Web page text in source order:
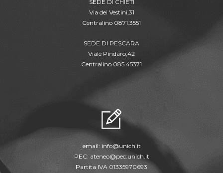
SEDE DI CHIETI
Via dei Vestini,31
Centralino 0871.3551
SEDE DI PESCARA
Viale Pindaro,42
Centralino 085.45371
email: info@unich.it
PEC: ateneo@pec.unich.it
Partita IVA 01335970693